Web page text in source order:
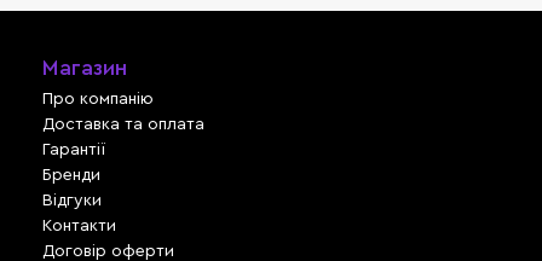
Магазин
Про компанію
Доставка та оплата
Гарантії
Бренди
Відгуки
Контакти
Договір оферти